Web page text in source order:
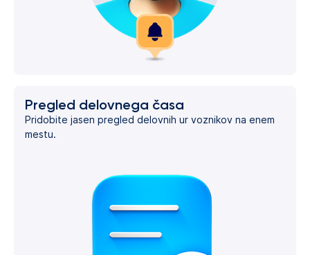
Pregled delovnega časa
Pridobite jasen pregled delovnih ur voznikov na enem
mestu.